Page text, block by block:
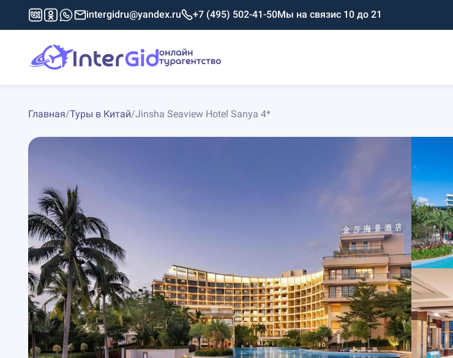
intergidru@yandex.ru +7 (495) 502-41-50Мы на связис 10 до 21
Главная/Туры в Китай/Jinsha Seaview Hotel Sanya 4*